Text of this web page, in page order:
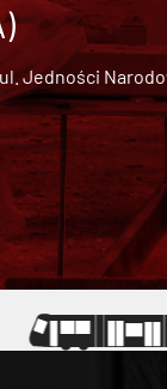
Jedności